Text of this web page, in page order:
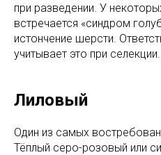
при разведении. У
встречается «синдром
истончение шерсти.
учитывает это при селекции.
Лиловый
Один из самых
Тёплый серо-розовый или